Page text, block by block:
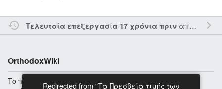
Redirected from "Τα Πρεσβεία τιμής των
Τελευταία επεξεργασία 17 χρόνια πριναπό τον την
OrthodoxWiki
Το περιεχόμενο είναι διαθέσιμο υπό